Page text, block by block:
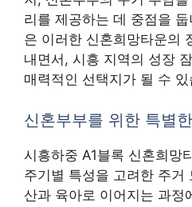
리를 제공하는 데 중점을
은 이러한 신혼희망타운의
내면서, 시흥 지역의 성장
매력적인 선택지가 될 수 있
신혼부부를 위한 특별
시흥하중 A1블록 신혼희망
주기별 특성을 고려한 주거
산과 육아로 이어지는 과정